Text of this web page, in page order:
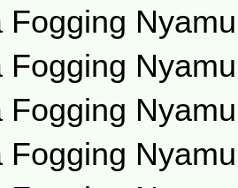
Fogging
Fogging
Fogging
Fogging